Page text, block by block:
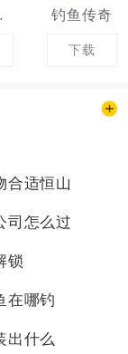
钓鱼传奇
下载
合适恒山
司怎么过
锁
在哪钓
出什么